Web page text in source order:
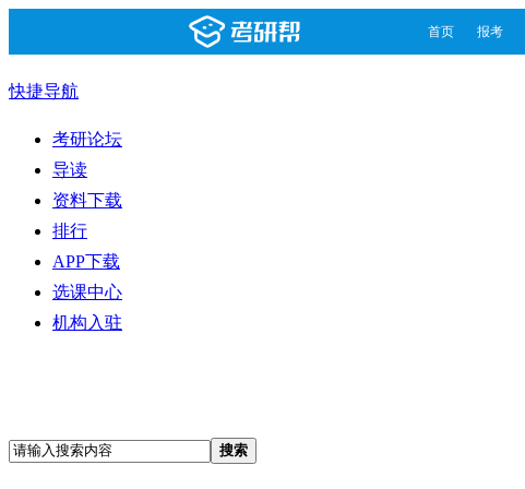
首页 报考
快捷导航
考研论坛
导读
资料下载
排行
APP下载
选课中心
机构入驻
搜索